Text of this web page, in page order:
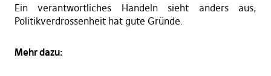
Ein verantwortliches Handeln sieht anders aus,
Politikverdrossenheit hat gute Gründe.
Mehr dazu: